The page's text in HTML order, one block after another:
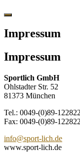
Impressum
Impressum
Sportlich GmbH
Ohlstadter Str. 52
81373 München
Tel.: 0049-(0)89-
Fax: 0049-(0)89-
info@sport-lich.de
www.sport-lich.de